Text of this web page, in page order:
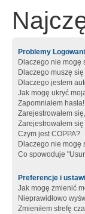
Problemy
Dlaczego nie mogę
Dlaczego muszę
Dlaczego jestem
Jak mogę ukryć
Zapomniałem hasła!
Zarejestrowałem
Zarejestrowałem
Czym jest COPPA?
Dlaczego nie mogę
Co spowoduje
Preferencje i
Jak mogę zmienić
Nieprawidłowo
Zmieniłem strefę